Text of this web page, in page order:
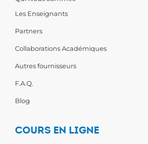
Les Enseignants
Partners
Collaborations Académiques
Autres fournisseurs
F.A.Q.
Blog
COURS EN LIGNE